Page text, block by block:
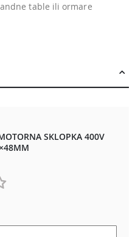
table ili ormare
SKLOPKA 400V